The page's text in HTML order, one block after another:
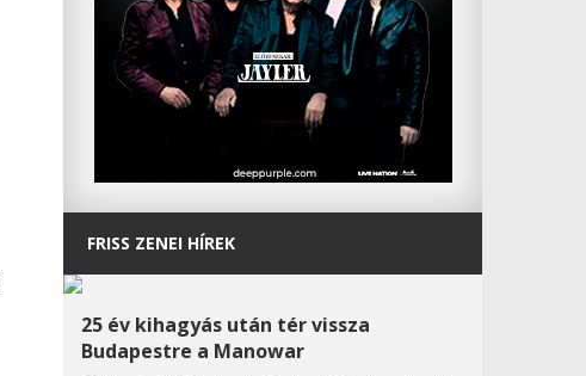
FRISS ZENEI HÍREK
25 év kihagyás után tér vissza
Budapestre a Manowar